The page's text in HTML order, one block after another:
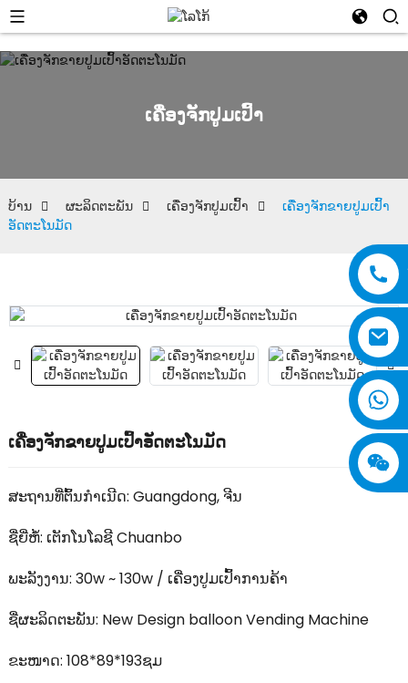
ເຄື່ອງຈັກປູມເປົ້າ
ບ້ານ ຜະລິດຕະພັນ ເຄື່ອງຈັກປູມເປົ້າ
ເຄື່ອງຈັກຂາຍປູມເປົ້າ
ອັດຕະໂນມັດ
ເຄື່ອງຈັກຂາຍປູມເປົ້າອັດຕະໂນມັດ
ສະ​ຖານ​ທີ່​ຕົ້ນ​ກໍາ​ເນີດ: Guangdong, ຈີນ
ຊື່ຍີ່ຫໍ້: ເຕັກໂນໂລຊີ Chuanbo
ພະລັງງານ: 30w ~ 130w / ເຄື່ອງປູມເປົ້າການຄ້າ
ຊື່​ຜະ​ລິດ​ຕະ​ພັນ: New Design balloon Vending Machine
ຂະໜາດ: 108*89*193ຊມ